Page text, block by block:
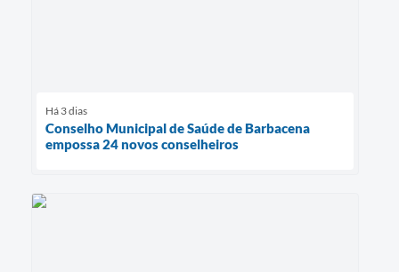
Há 3 dias
Conselho Municipal de Saúde de Barbacena
empossa 24 novos conselheiros